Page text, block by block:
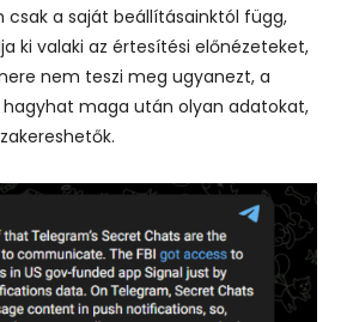
a saját beállításainktól függ,
ki valaki az értesítési előnézeteket,
nem teszi meg ugyanezt, a
hagyhat maga után olyan adatokat,